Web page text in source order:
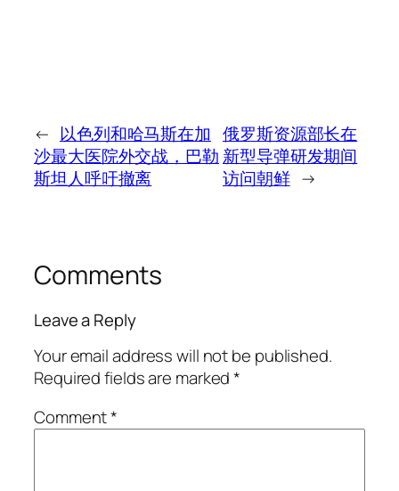
← 以色列和哈马斯在加
沙最大医院外交战，巴勒
斯坦人呼吁撤离
俄罗斯资源部长在
新型导弹研发期间
访问朝鲜 →
Comments
Leave a Reply
Your email address will not be published.
Required fields are marked*
Comment*